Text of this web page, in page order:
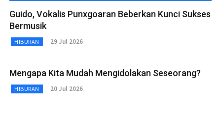
Guido, Vokalis Punxgoaran Beberkan Kunci Sukses
Bermusik
HIBURAN 29 Jul 2026
Mengapa Kita Mudah Mengidolakan Seseorang?
HIBURAN 20 Jul 2026